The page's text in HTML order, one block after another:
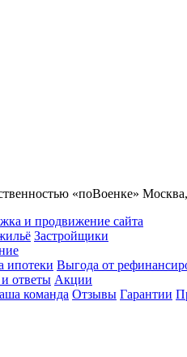
«поВоенке»
и продвижение сайта
Застройщики
ипотеки Выгода от
ответы Акции
команда Отзывы Гарантии